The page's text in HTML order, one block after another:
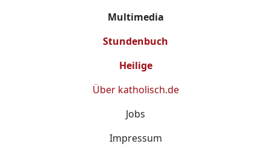
Multimedia
Stundenbuch
Heilige
Über katholisch.de
Jobs
Impressum